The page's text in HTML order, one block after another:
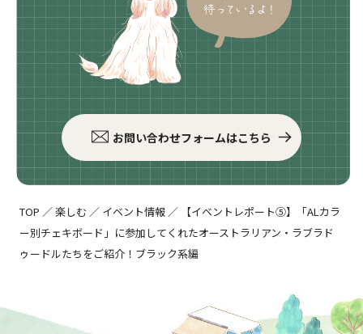
お問い合わせフォームはこちら
TOP ／楽しむ ／ イベント情報／ 【イベントレポート⑤】「ALカラ
ー別チェキボード」に参加してくれたオーストラリアン・ラブラド
ゥードルたちをご紹介！ブラック系編